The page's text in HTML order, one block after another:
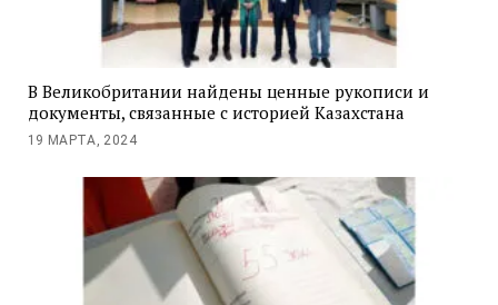
В Великобритании найдены ценные рукописи и
документы, связанные с историей Казахстана
19 МАРТА, 2024